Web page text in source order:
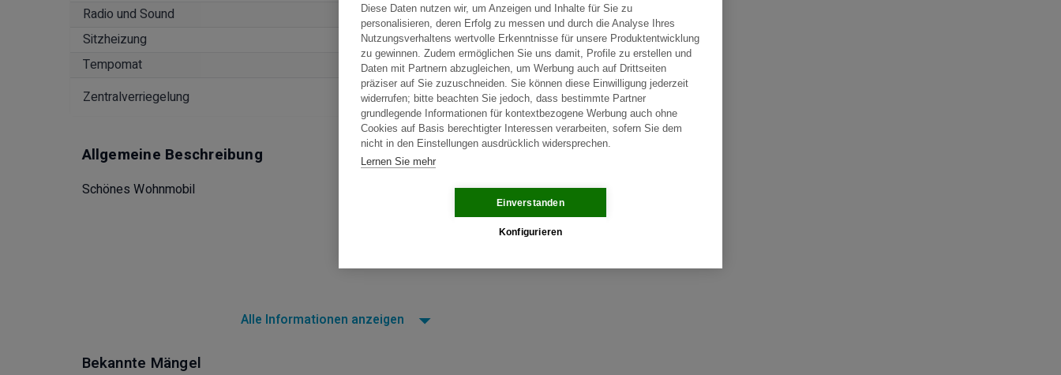
Radio und Sound
Radio
Sitzheizung
Tempomat
Zentralverriegelung
Zentralverriegelung mit
Funkfernbedienung
Allgemeine Beschreibung
Schönes Wohnmobil
Alle Informationen anzeigen
Bekannte Mängel
Diese Daten nutzen wir, um Anzeigen und Inhalte für Sie zu
personalisieren, deren Erfolg zu messen und durch die Analyse Ihres
Nutzungsverhaltens wertvolle Erkenntnisse für unsere Produktentwicklung
zu gewinnen. Zudem ermöglichen Sie uns damit, Profile zu erstellen und
Daten mit Partnern abzugleichen, um Werbung auch auf Drittseiten
präziser auf Sie zuzuschneiden. Sie können diese Einwilligung jederzeit
widerrufen; bitte beachten Sie jedoch, dass bestimmte Partner
grundlegende Informationen für kontextbezogene Werbung auch ohne
Cookies auf Basis berechtigter Interessen verarbeiten, sofern Sie dem
nicht in den Einstellungen ausdrücklich widersprechen.
Lernen Sie mehr
Einverstanden
Konfigurieren